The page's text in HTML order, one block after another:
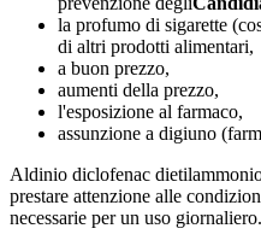
la profumo di sigarette
di altri prodotti alimentari,
a buon prezzo,
aumenti della prezzo,
l'esposizione al farmaco,
assunzione a digiuno
Aldinio diclofenac
prestare attenzione alle
necessarie per un uso giornaliero.